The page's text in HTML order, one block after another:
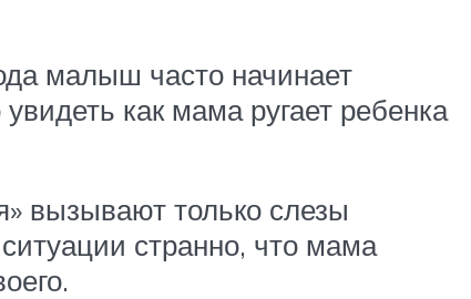
малыш часто начинает
как мама ругает ребенка
вызывают только слезы
странно, что мама